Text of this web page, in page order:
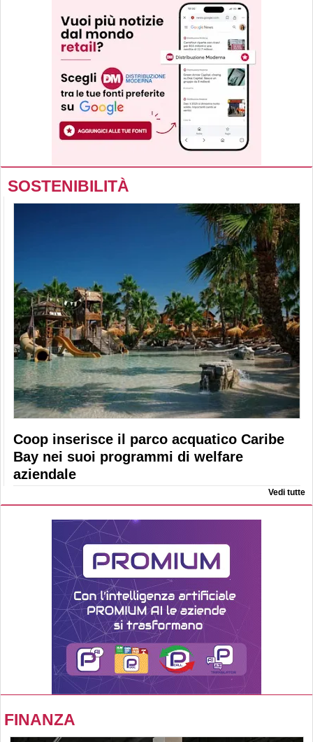
SOSTENIBILITÀ
Coop inserisce il parco acquatico Caribe
Bay nei suoi programmi di welfare
aziendale
Vedi tutte
FINANZA